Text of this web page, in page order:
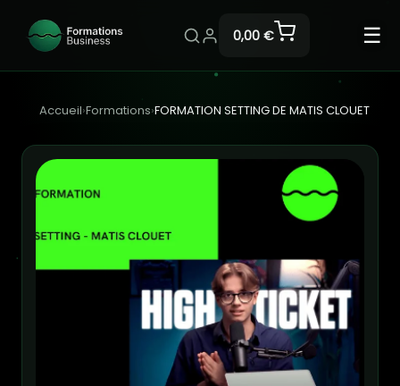
0,00 € ☰
Accueil›Formations›FORMATION SETTING DE MATIS CLOUET